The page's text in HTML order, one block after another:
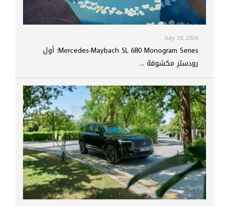
July 30, 2026
Mercedes-Maybach SL 680 Monogram Series: أول
رودستر مكشوفة ...